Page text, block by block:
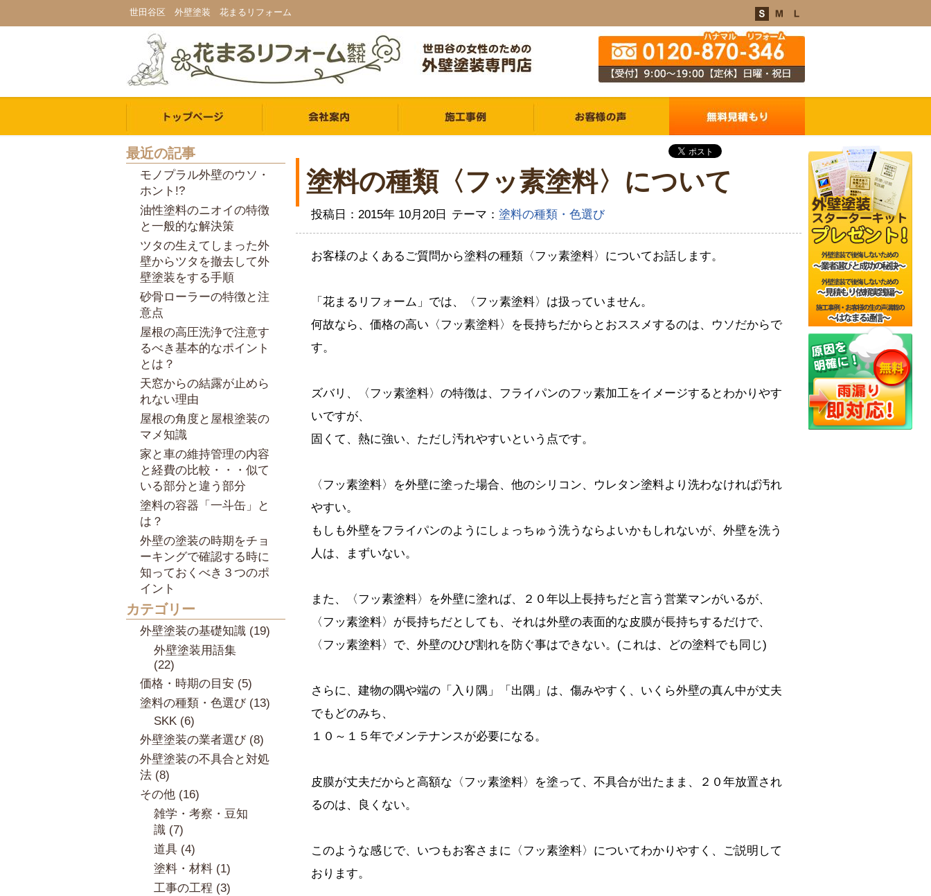
世田谷区 外壁塗装 花まるリフォーム
塗料の種類〈フッ素塗料〉について
投稿日：2015年 10月20日 テーマ： 塗料の種類・色選び
お客様のよくあるご質問から塗料の種類〈フッ素塗料〉についてお話します。
「花まるリフォーム」では、〈フッ素塗料〉は扱っていません。
何故なら、価格の高い〈フッ素塗料〉を長持ちだからとおススメするのは、ウソだからで
す。
ズバリ、〈フッ素塗料〉の特徴は、フライパンのフッ素加工をイメージするとわかりやす
いですが、
固くて、熱に強い、ただし汚れやすいという点です。
〈フッ素塗料〉を外壁に塗った場合、他のシリコン、ウレタン塗料より洗わなければ汚れ
やすい。
もしも外壁をフライパンのようにしょっちゅう洗うならよいかもしれないが、外壁を洗う
人は、まずいない。
また、〈フッ素塗料〉を外壁に塗れば、２０年以上長持ちだと言う営業マンがいるが、
〈フッ素塗料〉が長持ちだとしても、それは外壁の表面的な皮膜が長持ちするだけで、
〈フッ素塗料〉で、外壁のひび割れを防ぐ事はできない。(これは、どの塗料でも同じ)
さらに、建物の隅や端の「入り隅」「出隅」は、傷みやすく、いくら外壁の真ん中が丈夫
でもどのみち、
１０～１５年でメンテナンスが必要になる。
皮膜が丈夫だからと高額な〈フッ素塗料〉を塗って、不具合が出たまま、２０年放置され
るのは、良くない。
このような感じで、いつもお客さまに〈フッ素塗料〉についてわかりやすく、ご説明して
おります。
最近の記事
モノプラル外壁のウソ・
ホント!?
油性塗料のニオイの特徴
と一般的な解決策
ツタの生えてしまった外
壁からツタを撤去して外
壁塗装をする手順
砂骨ローラーの特徴と注
意点
屋根の高圧洗浄で注意す
るべき基本的なポイント
とは？
天窓からの結露が止めら
れない理由
屋根の角度と屋根塗装の
マメ知識
家と車の維持管理の内容
と経費の比較・・・似て
いる部分と違う部分
塗料の容器「一斗缶」と
は？
外壁の塗装の時期をチョ
ーキングで確認する時に
知っておくべき３つのポ
イント
カテゴリー
外壁塗装の基礎知識 (19)
外壁塗装用語集
(22)
価格・時期の目安 (5)
塗料の種類・色選び (13)
SKK (6)
外壁塗装の業者選び (8)
外壁塗装の不具合と対処
法 (8)
その他 (16)
雑学・考察・豆知
識 (7)
道具 (4)
塗料・材料 (1)
工事の工程 (3)